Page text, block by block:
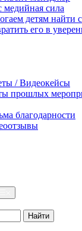
медийная сила
детям найти
его в
/ Видеокейсы
прошлых
благодарности